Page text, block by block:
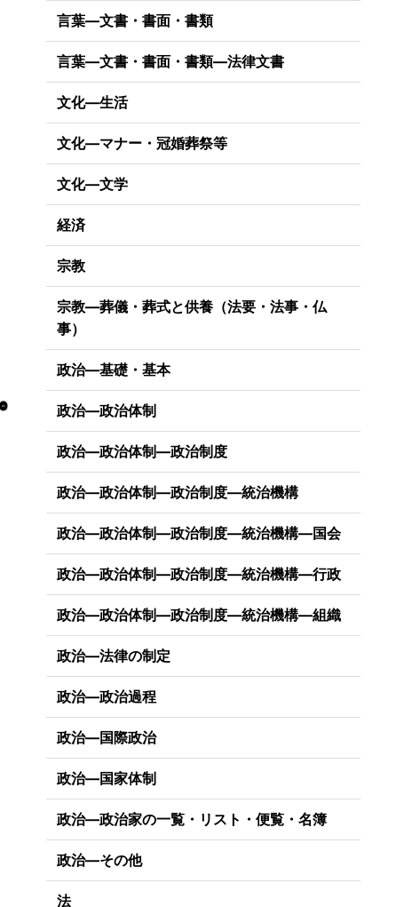
言葉―文書・書面・書類
言葉―文書・書面・書類―法律文書
文化―生活
文化―マナー・冠婚葬祭等
文化―文学
経済
宗教
宗教―葬儀・葬式と供養（法要・法事・仏
事）
政治―基礎・基本
政治―政治体制
政治―政治体制―政治制度
政治―政治体制―政治制度―統治機構
政治―政治体制―政治制度―統治機構―国会
政治―政治体制―政治制度―統治機構―行政
政治―政治体制―政治制度―統治機構―組織
政治―法律の制定
政治―政治過程
政治―国際政治
政治―国家体制
政治―政治家の一覧・リスト・便覧・名簿
政治―その他
法